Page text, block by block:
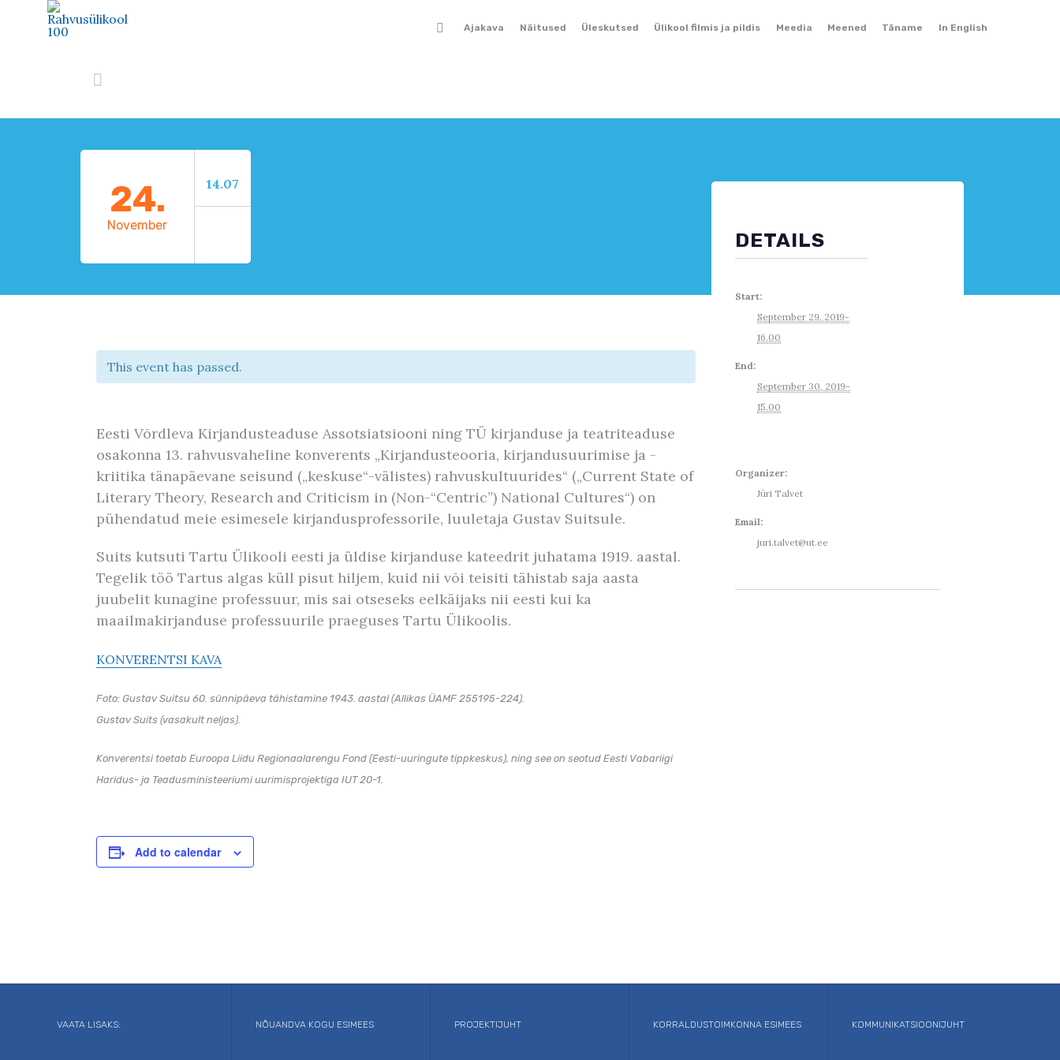
Ajakava Näitused Üleskutsed Ülikool filmis ja pildis Meedia Meened Täname In English

24.
November
14.07
This event has passed.
Eesti Võrdleva Kirjandusteaduse Assotsiatsiooni ning TÜ kirjanduse ja teatriteaduse
osakonna 13. rahvusvaheline konverents „Kirjandusteooria, kirjandusuurimise ja -
kriitika tänapäevane seisund („keskuse“-välistes) rahvuskultuurides“ („Current State of
Literary Theory, Research and Criticism in (Non-“Centric”) National Cultures“) on
pühendatud meie esimesele kirjandusprofessorile, luuletaja Gustav Suitsule.
Suits kutsuti Tartu Ülikooli eesti ja üldise kirjanduse kateedrit juhatama 1919. aastal.
Tegelik töö Tartus algas küll pisut hiljem, kuid nii või teisiti tähistab saja aasta
juubelit kunagine professuur, mis sai otseseks eelkäijaks nii eesti kui ka
maailmakirjanduse professuurile praeguses Tartu Ülikoolis.
KONVERENTSI KAVA
Foto: Gustav Suitsu 60. sünnipäeva tähistamine 1943. aastal (Allikas ÜAMF 255195-224).
Gustav Suits (vasakult neljas).
Konverentsi toetab Euroopa Liidu Regionaalarengu Fond (Eesti-uuringute tippkeskus), ning see on seotud Eesti Vabariigi
Haridus- ja Teadusministeeriumi uurimisprojektiga IUT 20-1.
Add to calendar
DETAILS
Start:
September 29, 2019-
16.00
End:
September 30, 2019-
15.00
Organizer:
Jüri Talvet
Email:
juri.talvet@ut.ee
VAATA LISAKS: NÕUANDVA KOGU ESIMEES PROJEKTIJUHT KORRALDUSTOIMKONNA ESIMEES KOMMUNIKATSIOONIJUHT